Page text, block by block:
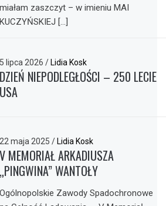
miałam zaszczyt – w imieniu MAI
KUCZYŃSKIEJ […]
5 lipca 2026/ Lidia Kosk
DZIEŃ NIEPODLEGŁOŚCI – 250 LECIE
USA
22 maja 2025/ Lidia Kosk
V MEMORIAŁ ARKADIUSZA
„PINGWINA” WANTOŁY
Ogólnopolskie Zawody Spadochronowe